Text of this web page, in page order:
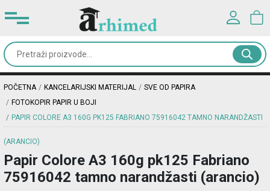
Kancelarijski
materijal
Školski
pribor
Rančevi
&
torbe
Korisničko ime*
Lozinka*
PRIJAVA
POČETNA KANCELARIJSKI MATERIJAL
SVE OD PAPIRA
FOTOKOPIR PAPIR U BOJI
PAPIR COLORE A3 160G PK125 FABRIANO 75916042 TAMNO NARANDŽASTI
(ARANCIO)
Papir Colore A3 160g pk125 Fabriano
75916042 tamno narandžasti (arancio)